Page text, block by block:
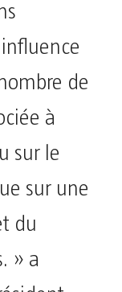
de
à
sur le
sur une
du
» a